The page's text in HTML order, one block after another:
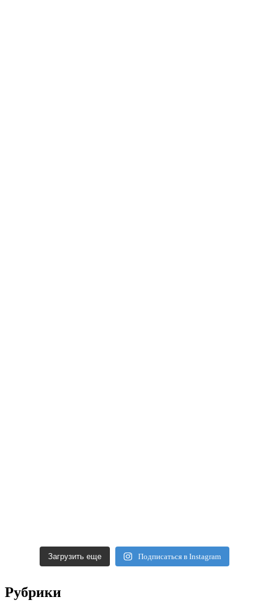
Загрузить еще Подписаться в Instagram
Рубрики